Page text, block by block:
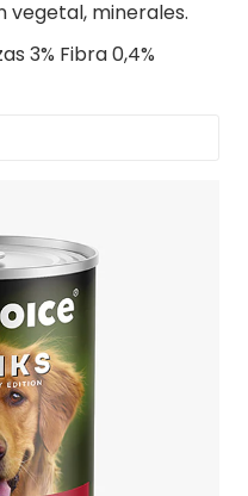
vegetal, minerales.
3% Fibra 0,4%